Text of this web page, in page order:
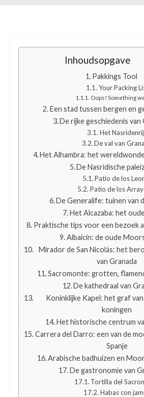
Inhoudsopgave
Pakkings Tool
Your Packing
Oops! Something
Een stad tussen bergen en
De rijke geschiedenis van
Het
De val van
Het Alhambra: het
De Nasridische
Patio de los
Patio de los
De Generalife: tuinen van
Het Alcazaba: het
Praktische tips voor een bezoek
Albaicín: de oude
Mirador de San Nicolás: het
van Granada
Sacromonte: grotten,
De kathedraal van
Koninklijke Kapel: het graf
koningen
Het historische centrum
Carrera del Darro: een van de
Spanje
Arabische badhuizen en
De gastronomie van
Tortilla del
Habas con